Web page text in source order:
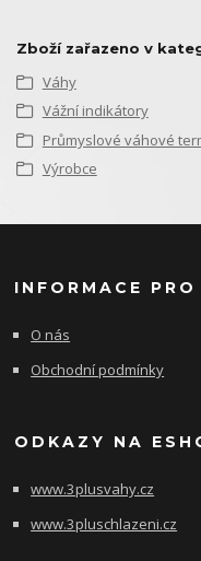
Zboží zařazeno v
Váhy
Vážní indikátory
Průmyslové váhové
Výrobce
INFORMACE
O nás
Obchodní podmínky
ODKAZY NA
www.3plusvahy.cz
www.3pluschlazeni.cz